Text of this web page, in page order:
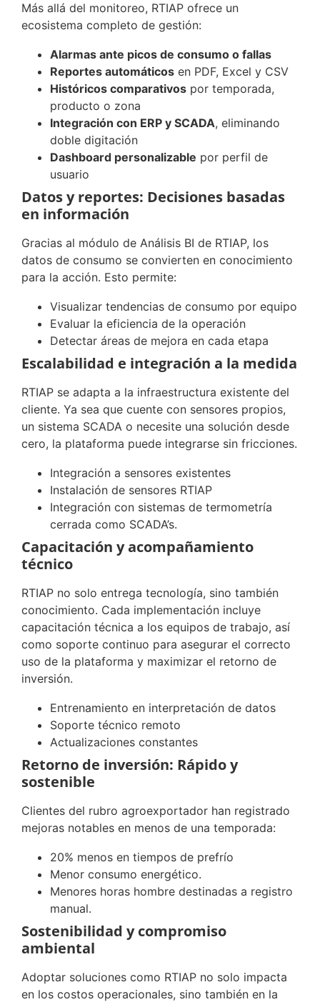
Más allá del monitoreo, RTIAP ofrece un
ecosistema completo de gestión:
Alarmas ante picos de consumo o fallas
Reportes automáticos en PDF, Excel y CSV
Históricos comparativos por temporada,
producto o zona
Integración con ERP y SCADA, eliminando
doble digitación
Dashboard personalizable por perfil de
usuario
Datos y reportes: Decisiones basadas
en información
Gracias al módulo de Análisis BI de RTIAP, los
datos de consumo se convierten en conocimiento
para la acción. Esto permite:
Visualizar tendencias de consumo por equipo
Evaluar la eficiencia de la operación
Detectar áreas de mejora en cada etapa
Escalabilidad e integración a la medida
RTIAP se adapta a la infraestructura existente del
cliente. Ya sea que cuente con sensores propios,
un sistema SCADA o necesite una solución desde
cero, la plataforma puede integrarse sin fricciones.
Integración a sensores existentes
Instalación de sensores RTIAP
Integración con sistemas de termometría
cerrada como SCADA’s.
Capacitación y acompañamiento
técnico
RTIAP no solo entrega tecnología, sino también
conocimiento. Cada implementación incluye
capacitación técnica a los equipos de trabajo, así
como soporte continuo para asegurar el correcto
uso de la plataforma y maximizar el retorno de
inversión.
Entrenamiento en interpretación de datos
Soporte técnico remoto
Actualizaciones constantes
Retorno de inversión: Rápido y
sostenible
Clientes del rubro agroexportador han registrado
mejoras notables en menos de una temporada:
20% menos en tiempos de prefrío
Menor consumo energético.
Menores horas hombre destinadas a registro
manual.
Sostenibilidad y compromiso
ambiental
Adoptar soluciones como RTIAP no solo impacta
en los costos operacionales, sino también en la